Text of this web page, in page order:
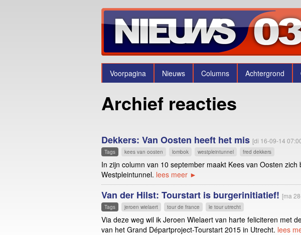
Voorpagina Nieuws Columns Achtergrond
Archief reacties
Dekkers: Van Oosten heeft het mis [di 16-09-14
Tags kees van oosten lombok westpleintunnel fred dekkers
In zijn column van 10 september maakt Kees van Oosten
Westpleintunnel. lees meer ►
Van der Hilst: Tourstart is burgerinitiatief! [ma
Tags jeroen wielaert tour de france le tour utrecht
Via deze weg wil ik Jeroen Wielaert van harte feliciteren met
van het Grand Départproject-Tourstart 2015 in Utrecht. lees